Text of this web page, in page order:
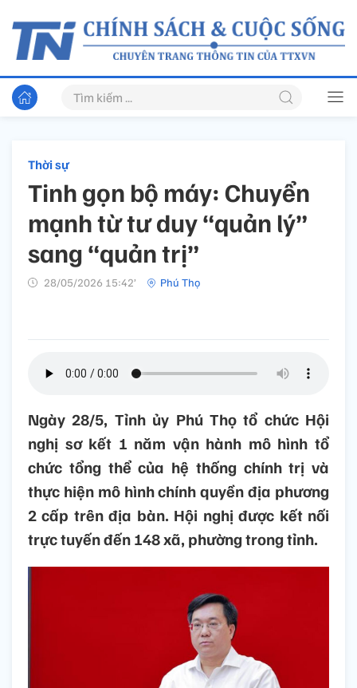
Thời sự
Tinh gọn bộ máy: Chuyển
mạnh từ tư duy “quản lý”
sang “quản trị”
28/05/2026 15:42’ Phú Thọ
Ngày 28/5, Tỉnh ủy Phú Thọ tổ chức Hội
nghị sơ kết 1 năm vận hành mô hình tổ
chức tổng thể của hệ thống chính trị và
thực hiện mô hình chính quyền địa phương
2 cấp trên địa bàn. Hội nghị được kết nối
trực tuyến đến 148 xã, phường trong tỉnh.